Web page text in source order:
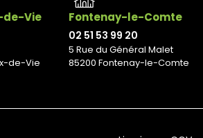
Vie
de-Vie
Fontenay-le-Comte
02 51 53 99 20
5 Rue du Général Malet
85200 Fontenay-le-Comte